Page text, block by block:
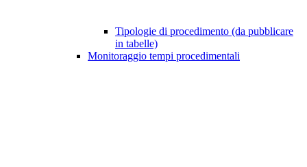
Tipologie di procedimento (da pubblicare
in tabelle)
Monitoraggio tempi procedimentali